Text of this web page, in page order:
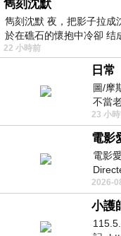
雋刻沈默
雋刻沈默 夜，把影子拉成
於在礁石的懷抱中冷卻 结
22 小時前
日常
圖/摩
不當
她不
23 小
電影
2026-
小護